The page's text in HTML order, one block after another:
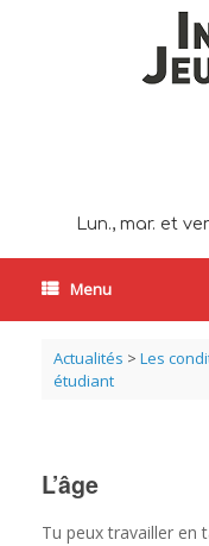
Lun., mar. et
Menu
Actualités > Les
étudiant
L’âge
Tu peux travailler en